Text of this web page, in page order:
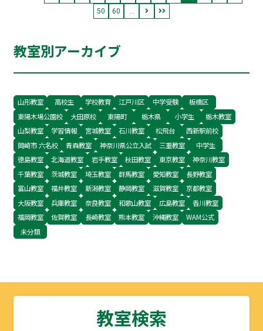
ありましたらぜひ見てみてくださいね！ 早稲
田は2020年まで志願者数No.1だった！ 皆さんご
稲田大学は2008年まではぶっちぎりの 志願者数
日本一を誇っていました！ 2009年に明治大学に
50
60
教室別アーカイブ
山形教室 高校生 学校教育 江戸川区 中学受験
板橋区
東陽木場公園校
大田原校 東陽町 栃木県 小学生
栃木教室
山梨教室
学習情報 宮城教室 石川教室 松飛台
西新駅前校
岡崎市 六名校
青森教室 神奈川県公立入試 三重教室
中学生
徳島教室
北海道教室 岩手教室 秋田教室 東京教室
神奈川教室
千葉教室
茨城教室 埼玉教室 群馬教室 愛知教室
長野教室
富山教室
福井教室 新潟教室 静岡教室 滋賀教室
京都教室
大阪教室
兵庫教室 奈良教室 和歌山教室 広島教室
香川教室
福岡教室
佐賀教室 長崎教室 熊本教室 沖縄教室
WAM公式
未分類
教室検索